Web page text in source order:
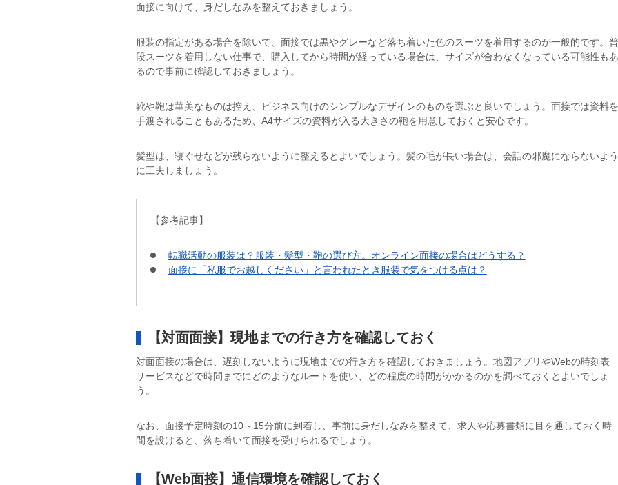
面接に向けて、身だしなみを整えておきましょう。
服装の指定がある場合を除いて、面接では黒やグレーなど落ち着いた色のスーツを着用するのが一般的です。普
段スーツを着用しない仕事で、購入してから時間が経っている場合は、サイズが合わなくなっている可能性もあ
るので事前に確認しておきましょう。
靴や鞄は華美なものは控え、ビジネス向けのシンプルなデザインのものを選ぶと良いでしょう。面接では資料を
手渡されることもあるため、A4サイズの資料が入る大きさの鞄を用意しておくと安心です。
髪型は、寝ぐせなどが残らないように整えるとよいでしょう。髪の毛が長い場合は、会話の邪魔にならないよう
に工夫しましょう。
【参考記事】
転職活動の服装は？服装・髪型・鞄の選び方。オンライン面接の場合はどうする？
面接に「私服でお越しください」と言われたとき服装で気をつける点は？
【対面面接】現地までの行き方を確認しておく
対面面接の場合は、遅刻しないように現地までの行き方を確認しておきましょう。地図アプリやWebの時刻表
サービスなどで時間までにどのようなルートを使い、どの程度の時間がかかるのかを調べておくとよいでしょ
う。
なお、面接予定時刻の10～15分前に到着し、事前に身だしなみを整えて、求人や応募書類に目を通しておく時
間を設けると、落ち着いて面接を受けられるでしょう。
【Web面接】通信環境を確認しておく